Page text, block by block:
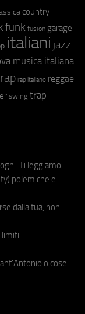
country
funk fusion garage
italiani jazz
musica italiana
rap rap italiano reggae
swing trap
Ti leggiamo.
polemiche e
dalla tua, non
limiti
o cose